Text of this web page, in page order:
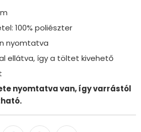
100% poliészter
nyomtatva
ellátva, így a töltet kivehető
nyomtatva van, így varrástól